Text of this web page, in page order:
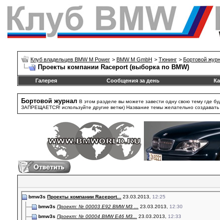
Клуб владельцев BMW M Power > BMW M GmbH > Тюнинг > Бортовой
Проекты компании Raceport (выборка по BMW)
Галерея Сообщения за день
Бортовой журнал В этом разделе вы можете завести одну свою тему где
ЗАПРЕЩАЕТСЯ! используйте другие ветки) Название темы желательно создавать
bmw3s Проекты компании Raceport... 23.03.2013, 12:25
bmw3s Проект: № 00003 E92 BMW M3 ... 23.03.2013, 12:30
bmw3s Проект: № 00004 BMW E46 M3... 23.03.2013, 12:33